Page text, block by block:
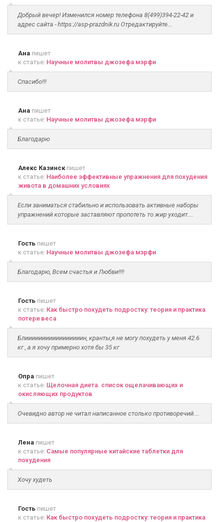
Добрый вечер! Изменился номер телефона 8(499)394-22-42 и
адрес сайта - https://asp-prazdnik.ru Отредактируйте...
Ана пишет
к статье: Научные молитвы джозефа мэрфи
Спасибо!!!
Ана пишет
к статье: Научные молитвы джозефа мэрфи
Благодарю
Алекс Казинскпишет
к статье: Наиболее эффективные упражнения для похудения
живота в домашних условиях
Если заниматься стабильно и использовать активные наборы
упражнений которые заставляют пропотеть то жир уходит....
Гость пишет
к статье: Научные молитвы джозефа мэрфи
Благодарю, Всем счастья и Любви!!!!
Гость пишет
к статье: Как быстро похудеть подростку: теория и практика
потери веса
Блииииииииииииииииин, кранты,я не могу похудеть у меня 42.6
кг , а я хочу примерно хотя бы 35 кг
Опра пишет
к статье: Щелочная диета. список ощелачивающих и
окисляющих продуктов
Очевидно автор не читал написанное столько противоречий....
Лена пишет
к статье: Самые популярные китайские таблетки для
похудения
Хочу худеть
Гость пишет
к статье: Как быстро похудеть подростку: теория и практика